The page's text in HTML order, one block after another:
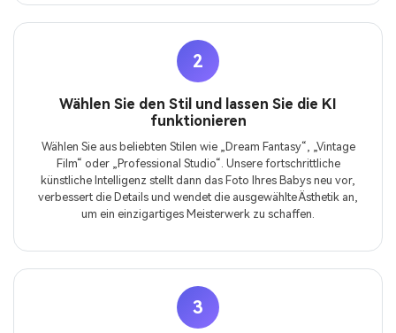
2
Wählen Sie den Stil und lassen Sie die KI
funktionieren
Wählen Sie aus beliebten Stilen wie „Dream Fantasy“, „Vintage
Film“ oder „Professional Studio“. Unsere fortschrittliche
künstliche Intelligenz stellt dann das Foto Ihres Babys neu vor,
verbessert die Details und wendet die ausgewählte Ästhetik an,
um ein einzigartiges Meisterwerk zu schaffen.
3